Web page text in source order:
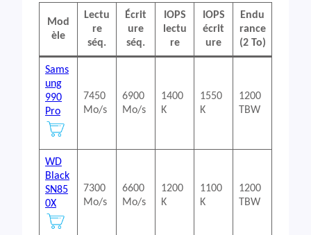
Mod
èle
Lectu
re
séq.
Écrit
ure
séq.
IOPS
lectu
re
IOPS
écrit
ure
Endu
rance
(2 To)
Sams
ung
990
Pro
7450
Mo/s
6900
Mo/s
1400
K
1550
K
1200
TBW
WD
Black
SN85
0X
7300
Mo/s
6600
Mo/s
1200
K
1100
K
1200
TBW